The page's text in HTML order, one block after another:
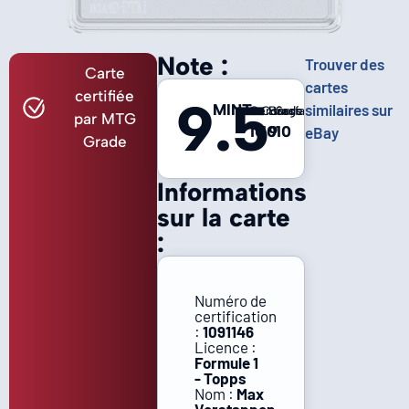
Carte
certifiée
par MTG
Grade
Informations
sur la carte
:
Numéro de
certification
: 1091146
Licence :
Formule 1
- Topps
Nom : Max
Note :
9.5
MINTCentrage
10
Coins
10
Bords
9
Surface
10
Trouver des
cartes
similaires sur
eBay